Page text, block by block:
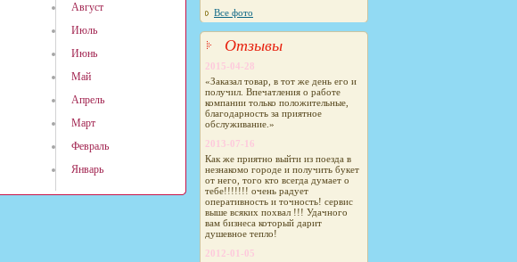
Август
Июль
Июнь
Май
Апрель
Март
Февраль
Январь
Все фото
Отзывы
2015-04-28
«Заказал товар, в тот же день его и
получил. Впечатления о работе
компании только положительные,
благодарность за приятное
обслуживание.»
2013-07-16
Как же приятно выйти из поезда в
незнакомо городе и получить букет
от него, того кто всегда думает о
тебе!!!!!!! очень радует
оперативность и точность! сервис
выше всяких похвал !!! Удачного
вам бизнеса который дарит
душевное тепло!
2012-01-05